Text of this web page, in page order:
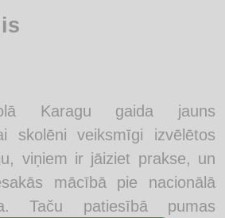
Karagu gaida jauns
skolēni veiksmīgi izvēlētos
viņiem ir jāiziet prakse, un
mācībā pie nacionālā
Taču patiesībā pumas